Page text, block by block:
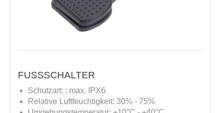
FUSSSCHALTER
Schutzart: : max. IPX6
Relative Luftfeuchtigkeit: 30% - 75%